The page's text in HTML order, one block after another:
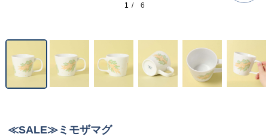
1 / 6
≪SALE≫ミモザマグ